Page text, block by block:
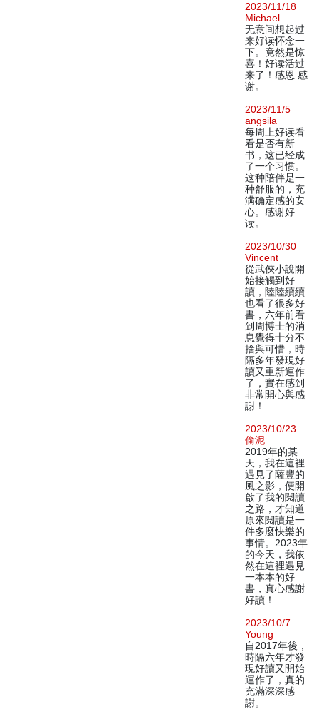
2023/11/18
Michael
无意间想起过
来好读怀念一
下。竟然是惊
喜！好读活过
来了！感恩 感
谢。
2023/11/5
angsila
每周上好读看
看是否有新
书，这已经成
了一个习惯。
这种陪伴是一
种舒服的，充
满确定感的安
心。感谢好
读。
2023/10/30
Vincent
從武俠小說開
始接觸到好
讀，陸陸續續
也看了很多好
書，六年前看
到周博士的消
息覺得十分不
捨與可惜，時
隔多年發現好
讀又重新運作
了，實在感到
非常開心與感
謝！
2023/10/23
偷泥
2019年的某
天，我在這裡
遇見了薩豐的
風之影，便開
啟了我的閱讀
之路，才知道
原來閱讀是一
件多麼快樂的
事情。2023年
的今天，我依
然在這裡遇見
一本本的好
書，真心感謝
好讀！
2023/10/7
Young
自2017年後，
時隔六年才發
現好讀又開始
運作了，真的
充滿深深感
謝。